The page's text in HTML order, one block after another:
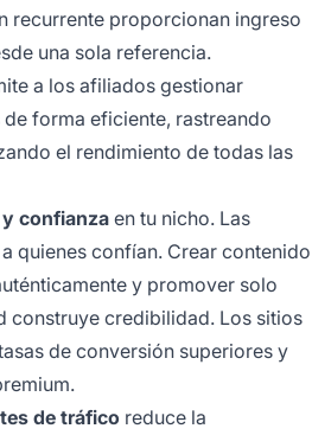
recurrente proporcionan ingreso
una sola referencia.
a los afiliados gestionar
forma eficiente, rastreando
el rendimiento de todas las
confianza en tu nicho. Las
quienes confían. Crear contenido
y promover solo
construye credibilidad. Los sitios
de conversión superiores y
de tráfico reduce la